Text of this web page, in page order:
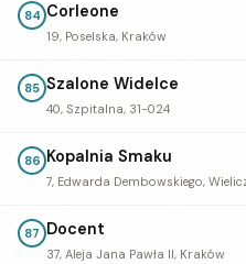
84 Corleone
19, Poselska, Kraków
85 Szalone Widelce
40, Szpitalna, 31-024
86 Kopalnia Smaku
7, Edwarda Dembowskiego,
87 Docent
37, Aleja Jana Pawła II, Kraków